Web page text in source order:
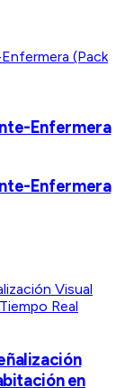
Enfermera
Enfermera
en